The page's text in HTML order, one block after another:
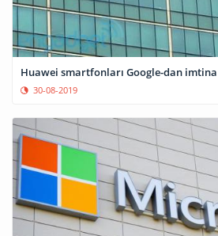
Huawei smartfonları Google-dan
30-08-2019